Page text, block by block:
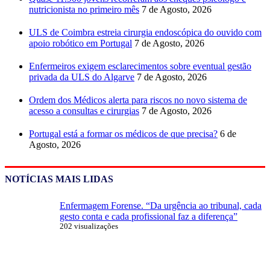
nutricionista no primeiro mês 7 de Agosto, 2026
ULS de Coimbra estreia cirurgia endoscópica do ouvido com
apoio robótico em Portugal 7 de Agosto, 2026
Enfermeiros exigem esclarecimentos sobre eventual gestão
privada da ULS do Algarve 7 de Agosto, 2026
Ordem dos Médicos alerta para riscos no novo sistema de
acesso a consultas e cirurgias 7 de Agosto, 2026
Portugal está a formar os médicos de que precisa? 6 de
Agosto, 2026
NOTÍCIAS MAIS LIDAS
Enfermagem Forense. “Da urgência ao tribunal, cada
gesto conta e cada profissional faz a diferença”
202 visualizações